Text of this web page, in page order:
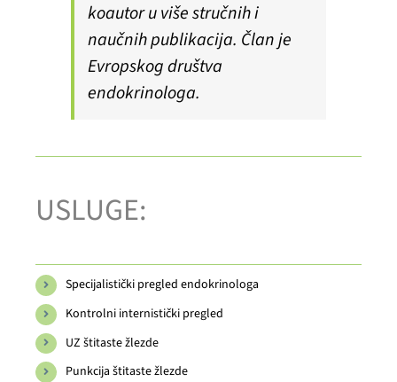
koautor u više stručnih i
naučnih publikacija. Član je
Evropskog društva
endokrinologa.
USLUGE:
Specijalistički pregled endokrinologa
Kontrolni internistički pregled
UZ štitaste žlezde
Punkcija štitaste žlezde